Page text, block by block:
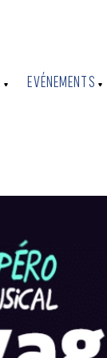
EVÉNEMENTS